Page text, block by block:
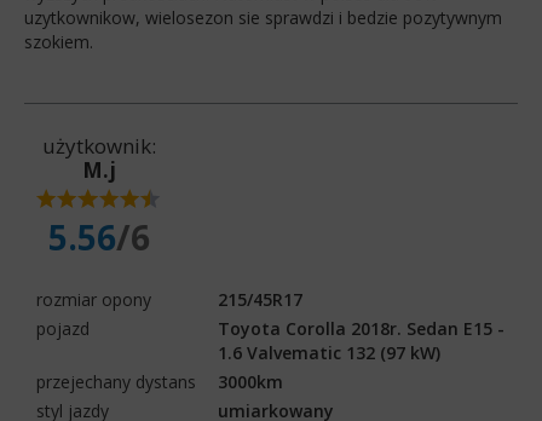
uzytkownikow, wielosezon sie sprawdzi i bedzie pozytywnym
szokiem.
użytkownik:
M.j
5.56/6
rozmiar opony
215/45R17
pojazd
Toyota Corolla 2018r. Sedan E15 -
1.6 Valvematic 132 (97 kW)
przejechany dystans
3000km
styl jazdy
umiarkowany